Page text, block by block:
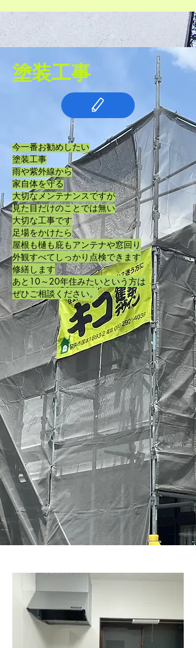
​塗装工事
今一番お勧めしたい
塗装工事
雨や紫外線から
家自体を守る
大切なメンテナンスですが
見た目だけのことでは無い
大切な工事です
​足場をかけたら
屋根も樋も庇もアンテナや窓回り
外観すべてしっかり 点検できます
修繕します
あと10～20年住みたいという方は
ぜひご相談ください。